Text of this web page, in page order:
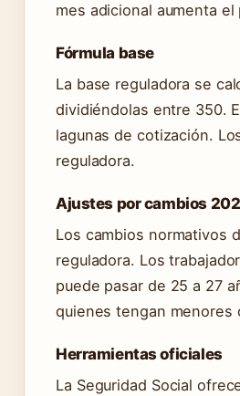
mes adicional aumenta
Fórmula base
La base reguladora se
dividiéndolas entre 350.
lagunas de cotización.
reguladora.
Ajustes por cambios
Los cambios normativos
reguladora. Los
puede pasar de 25 a 27
quienes tengan
Herramientas oficiales
La Seguridad Social